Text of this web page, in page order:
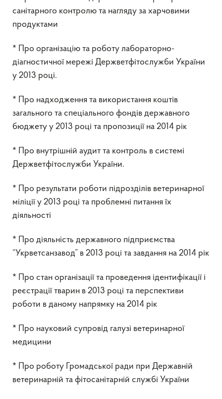
санітарного контролю та нагляду за харчовими
продуктами
* Про організацію та роботу лабораторно-
діагностичної мережі Держветфітослужби України
у 2013 році.
* Про надходження та використання коштів
загального та спеціального фондів державного
бюджету у 2013 році та пропозиції на 2014 рік
* Про внутрішній аудит та контроль в системі
Держветфітослужби України.
* Про результати роботи підрозділів ветеринарної
міліції у 2013 році та проблемні питання їх
діяльності
* Про діяльність державного підприємства
“Укрветсанзавод” в 2013 році та завдання на 2014 рік
* Про стан організації та проведення ідентифікації і
реєстрації тварин в 2013 році та перспективи
роботи в даному напрямку на 2014 рік
* Про науковий супровід галузі ветеринарної
медицини
* Про роботу Громадської ради при Державній
ветеринарній та фітосанітарній службі України